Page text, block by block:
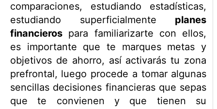
comparaciones, estudiando estadísticas,
estudiando superficialmente planes
financierospara familiarizarte con ellos,
es importante que te marques metas y
objetivos de ahorro, así activarás tu zona
prefrontal, luego procede a tomar algunas
sencillas decisiones financieras que sepas
que te convienen y que tienen su